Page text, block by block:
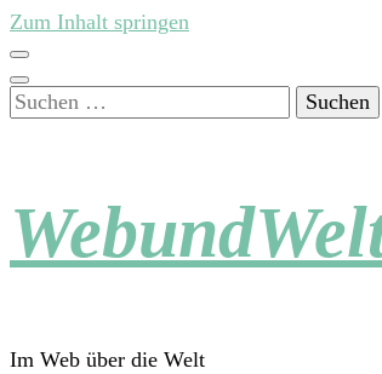
Zum Inhalt springen
Suchen
nach:
Im Web über die Welt